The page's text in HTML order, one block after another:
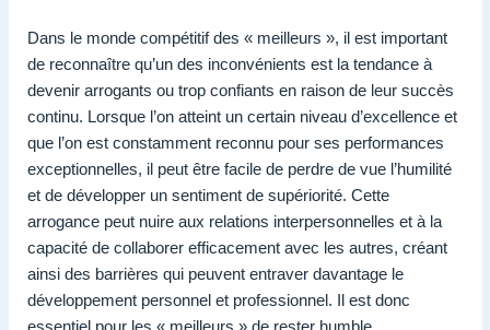
Dans le monde compétitif des « meilleurs », il est important
de reconnaître qu’un des inconvénients est la tendance à
devenir arrogants ou trop confiants en raison de leur succès
continu. Lorsque l’on atteint un certain niveau d’excellence et
que l’on est constamment reconnu pour ses performances
exceptionnelles, il peut être facile de perdre de vue l’humilité
et de développer un sentiment de supériorité. Cette
arrogance peut nuire aux relations interpersonnelles et à la
capacité de collaborer efficacement avec les autres, créant
ainsi des barrières qui peuvent entraver davantage le
développement personnel et professionnel. Il est donc
essentiel pour les « meilleurs » de rester humble,